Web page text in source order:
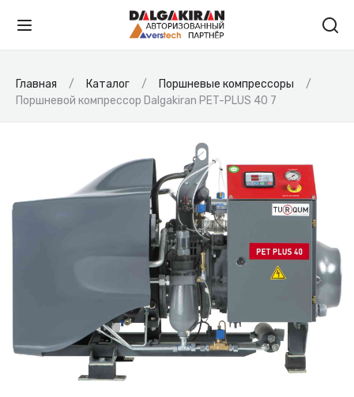
Главная Каталог
Поршневые компрессоры
Поршневой компрессор Dalgakiran PET-PLUS 40 7